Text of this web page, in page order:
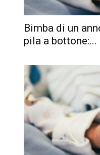
Bimba di un
pila a bottone:...